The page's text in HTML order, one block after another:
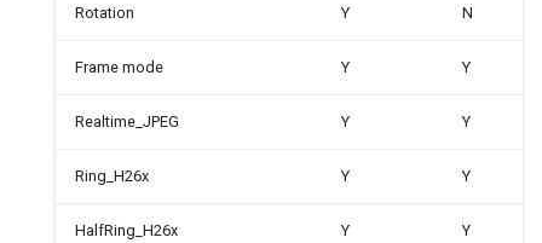
Rotation Y N
Frame mode Y Y
Realtime_JPEG Y Y
Ring_H26x Y Y
HalfRing_H26x Y Y